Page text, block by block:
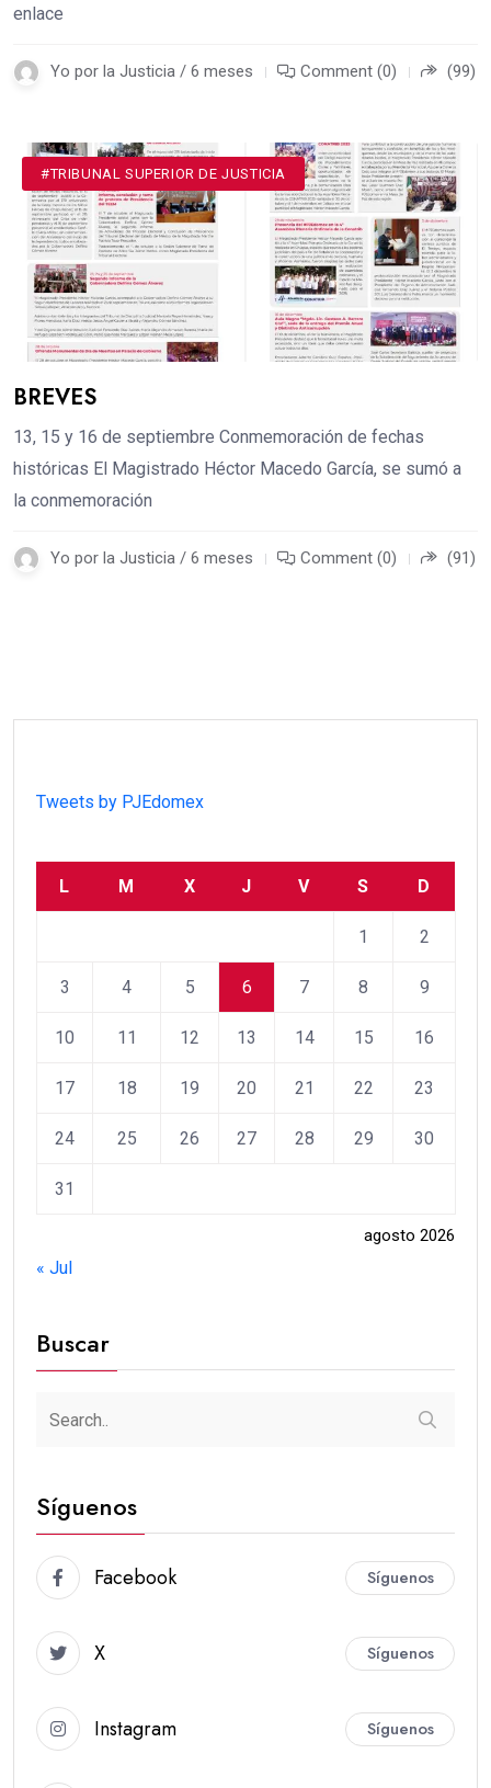
enlace
Yo por la Justicia / 6 meses Comment (0) (99)
#TRIBUNAL SUPERIOR DE JUSTICIA
BREVES
13, 15 y 16 de septiembre Conmemoración de fechas
históricas El Magistrado Héctor Macedo García, se sumó a
la conmemoración
Yo por la Justicia / 6 meses Comment (0) (91)
Tweets by PJEdomex
agosto 2026
L M X J V S D
1 2
3 4 5 6 7 8 9
10 11 12 13 14 15 16
17 18 19 20 21 22 23
24 25 26 27 28 29 30
31
« Jul
Buscar
Síguenos
Facebook Síguenos
X Síguenos
Instagram Síguenos